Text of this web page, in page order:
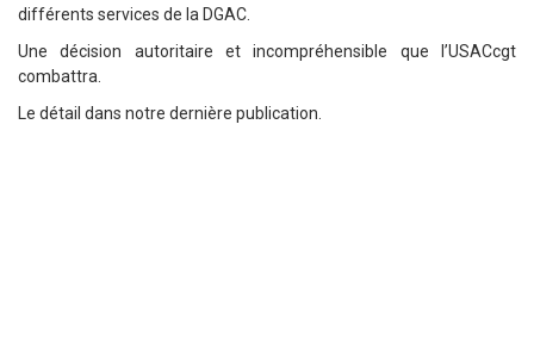
différents services de la DGAC.
Une décision autoritaire et incompréhensible que l’USACcgt
combattra.
Le détail dans notre dernière publication.